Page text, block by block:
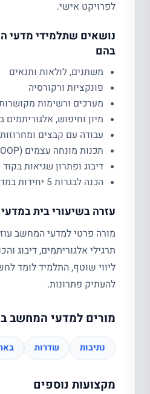
לפרויקט אישי.
נושאים שתלמידי
בהם
משתנים, לולאות ותנאים
פונקציות ורקורסיה
מערכים ורשימות
מיון וחיפוש, אלגוריתמים
עבודה עם קבצים ומחרוזות
תכנות מונחה עצמים (OOP)
דיבוג ופתרון שגיאות בקוד
הכנה לבגרות 5 יחידות במדעי המחשב
עזרה בשיעורי בית
מורה פרטי למדעי המחשב
תרגילי אלגוריתמים, דיבוג
ליווי שוטף, התלמיד לומד
להעתיק פתרונות.
מורים למדעי המחשב
נתיבות שדרות
מקצועות נוספים